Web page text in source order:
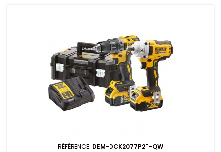
RÉFÉRENCE: DEM-DCK2077P2T-QW